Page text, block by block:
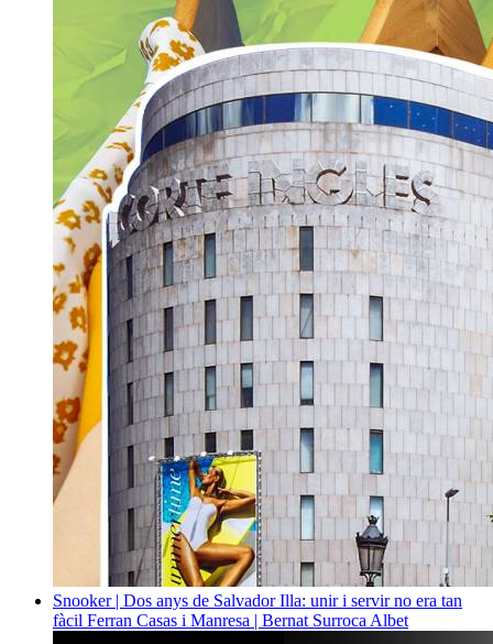
Snooker | Dos anys de Salvador Illa: unir i servir no era tan
fàcil Ferran Casas i Manresa | Bernat Surroca Albet